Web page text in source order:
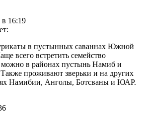
в 16:19
в пустынных саваннах Южной
всего встретить семейство
можно в районах пустынь Намиб и
проживают зверьки и на других
Намибии, Анголы, Ботсваны и ЮАР.